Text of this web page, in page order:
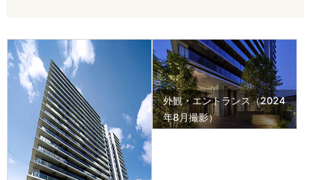
外観・エントランス（2024
年8月撮影）